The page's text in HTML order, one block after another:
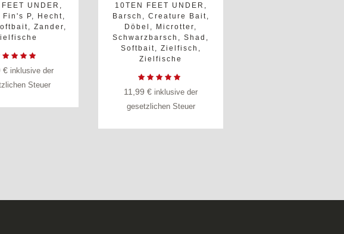
UNDER
Fin's P, Hecht
Zander
€ inklusive der
Steuer
10TEN FEET UNDER
Barsch
Creature Bait
Döbel
Microtter
Schwarzbarsch
,Shad
Softbait
Zielfisch
Zielfische
11,99 € inklusive der
gesetzlichen Steuer